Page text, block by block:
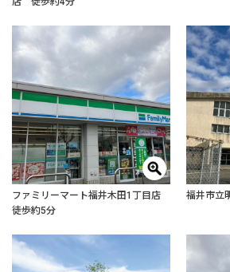
ファミリーマート福井木田1丁目店
徒歩約5分
福井市立